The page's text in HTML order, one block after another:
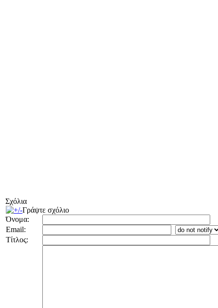
Σχόλια
Γράψτε σχόλιο
Όνομα:
Email:
Τίτλος: